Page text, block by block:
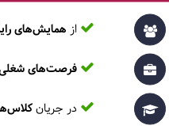
یکشنبه و سه‌شنبه عصرها (حضوری-
پنجشنبه عصرها (حضوری/آنلاین)
پنجشنبه صبح‌ها (حضوری - آنلاین)
از همایش‌های
فرصت‌های
در جریان